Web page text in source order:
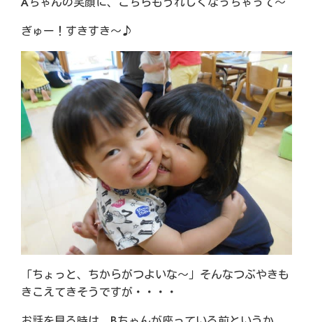
ぎゅー！すきすき～♪
「ちょっと、ちからがつよいな～」そんなつぶやきも
きこえてきそうですが・・・・